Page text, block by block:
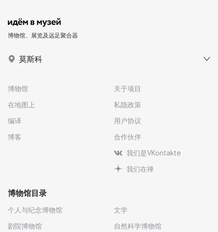
博物馆、展览及远足聚合器
莫斯科
博物馆
在地图上
编译
博客
关于项目
私隐政策
用户协议
合作伙伴
我们是VKontakte
我们在禅
博物馆目录
个人与纪念博物馆
剧院博物馆
文学
自然科学博物馆